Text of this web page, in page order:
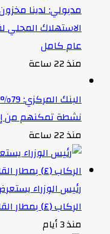
مدبولي: لدينا
الاستهلاك
عام كامل
منذ 22 ساعة
نشطة تمكنهم من
منذ 22 ساعة
رئيس الوزراء
الركاب (٤) بمطار القاهرة الدولي
منذ 3 أيام